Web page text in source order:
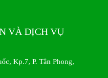
VÀ DỊCH VỤ
Kp.7, P. Tân Phong,